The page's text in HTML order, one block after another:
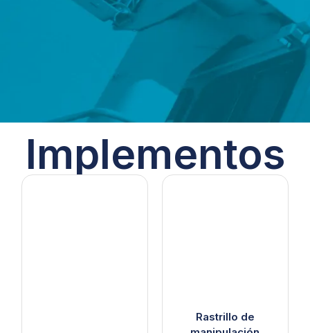
Implementos
Rastrillo de